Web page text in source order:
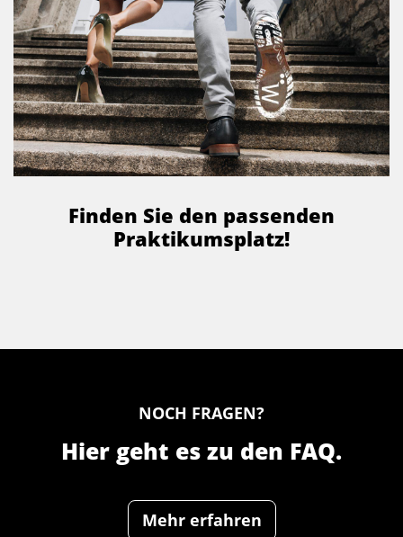
Finden Sie den passenden
Praktikumsplatz!
NOCH FRAGEN?
Hier geht es zu den FAQ.
Mehr erfahren